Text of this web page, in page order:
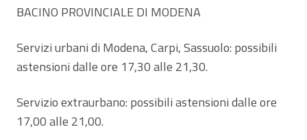
BACINO PROVINCIALE DI MODENA
Servizi urbani di Modena, Carpi, Sassuolo: possibili
astensioni dalle ore 17,30 alle 21,30.
Servizio extraurbano: possibili astensioni dalle ore
17,00 alle 21,00.